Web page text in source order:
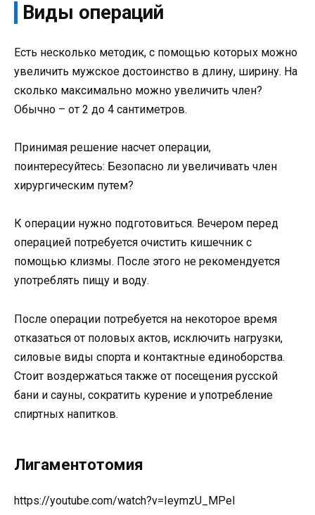
Виды операций
Есть несколько методик, с помощью которых можно
увеличить мужское достоинство в длину, ширину. На
сколько максимально можно увеличить член?
Обычно – от 2 до 4 сантиметров.
Принимая решение насчет операции,
поинтересуйтесь: Безопасно ли увеличивать член
хирургическим путем?
К операции нужно подготовиться. Вечером перед
операцией потребуется очистить кишечник с
помощью клизмы. После этого не рекомендуется
употреблять пищу и воду.
После операции потребуется на некоторое время
отказаться от половых актов, исключить нагрузки,
силовые виды спорта и контактные единоборства.
Стоит воздержаться также от посещения русской
бани и сауны, сократить курение и употребление
спиртных напитков.
Лигаментотомия
https://youtube.com/watch?v=IeymzU_MPeI